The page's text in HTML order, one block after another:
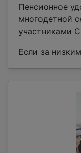
Пенсионное
многодетной
участниками
Если за